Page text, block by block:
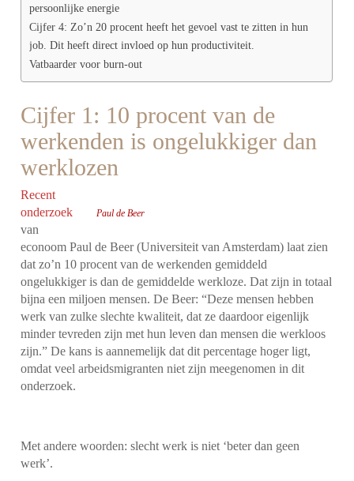
persoonlijke energie
Cijfer 4: Zo’n 20 procent heeft het gevoel vast te zitten in hun
job. Dit heeft direct invloed op hun productiviteit.
Vatbaarder voor burn-out
Cijfer 1: 10 procent van de
werkenden is ongelukkiger dan
werklozen
Paul de Beer
Recent
onderzoek
van
econoom Paul de Beer (Universiteit van Amsterdam) laat zien
dat zo’n 10 procent van de werkenden gemiddeld
ongelukkiger is dan de gemiddelde werkloze. Dat zijn in totaal
bijna een miljoen mensen. De Beer: “Deze mensen hebben
werk van zulke slechte kwaliteit, dat ze daardoor eigenlijk
minder tevreden zijn met hun leven dan mensen die werkloos
zijn.” De kans is aannemelijk dat dit percentage hoger ligt,
omdat veel arbeidsmigranten niet zijn meegenomen in dit
onderzoek.
Met andere woorden: slecht werk is niet ‘beter dan geen
werk’.